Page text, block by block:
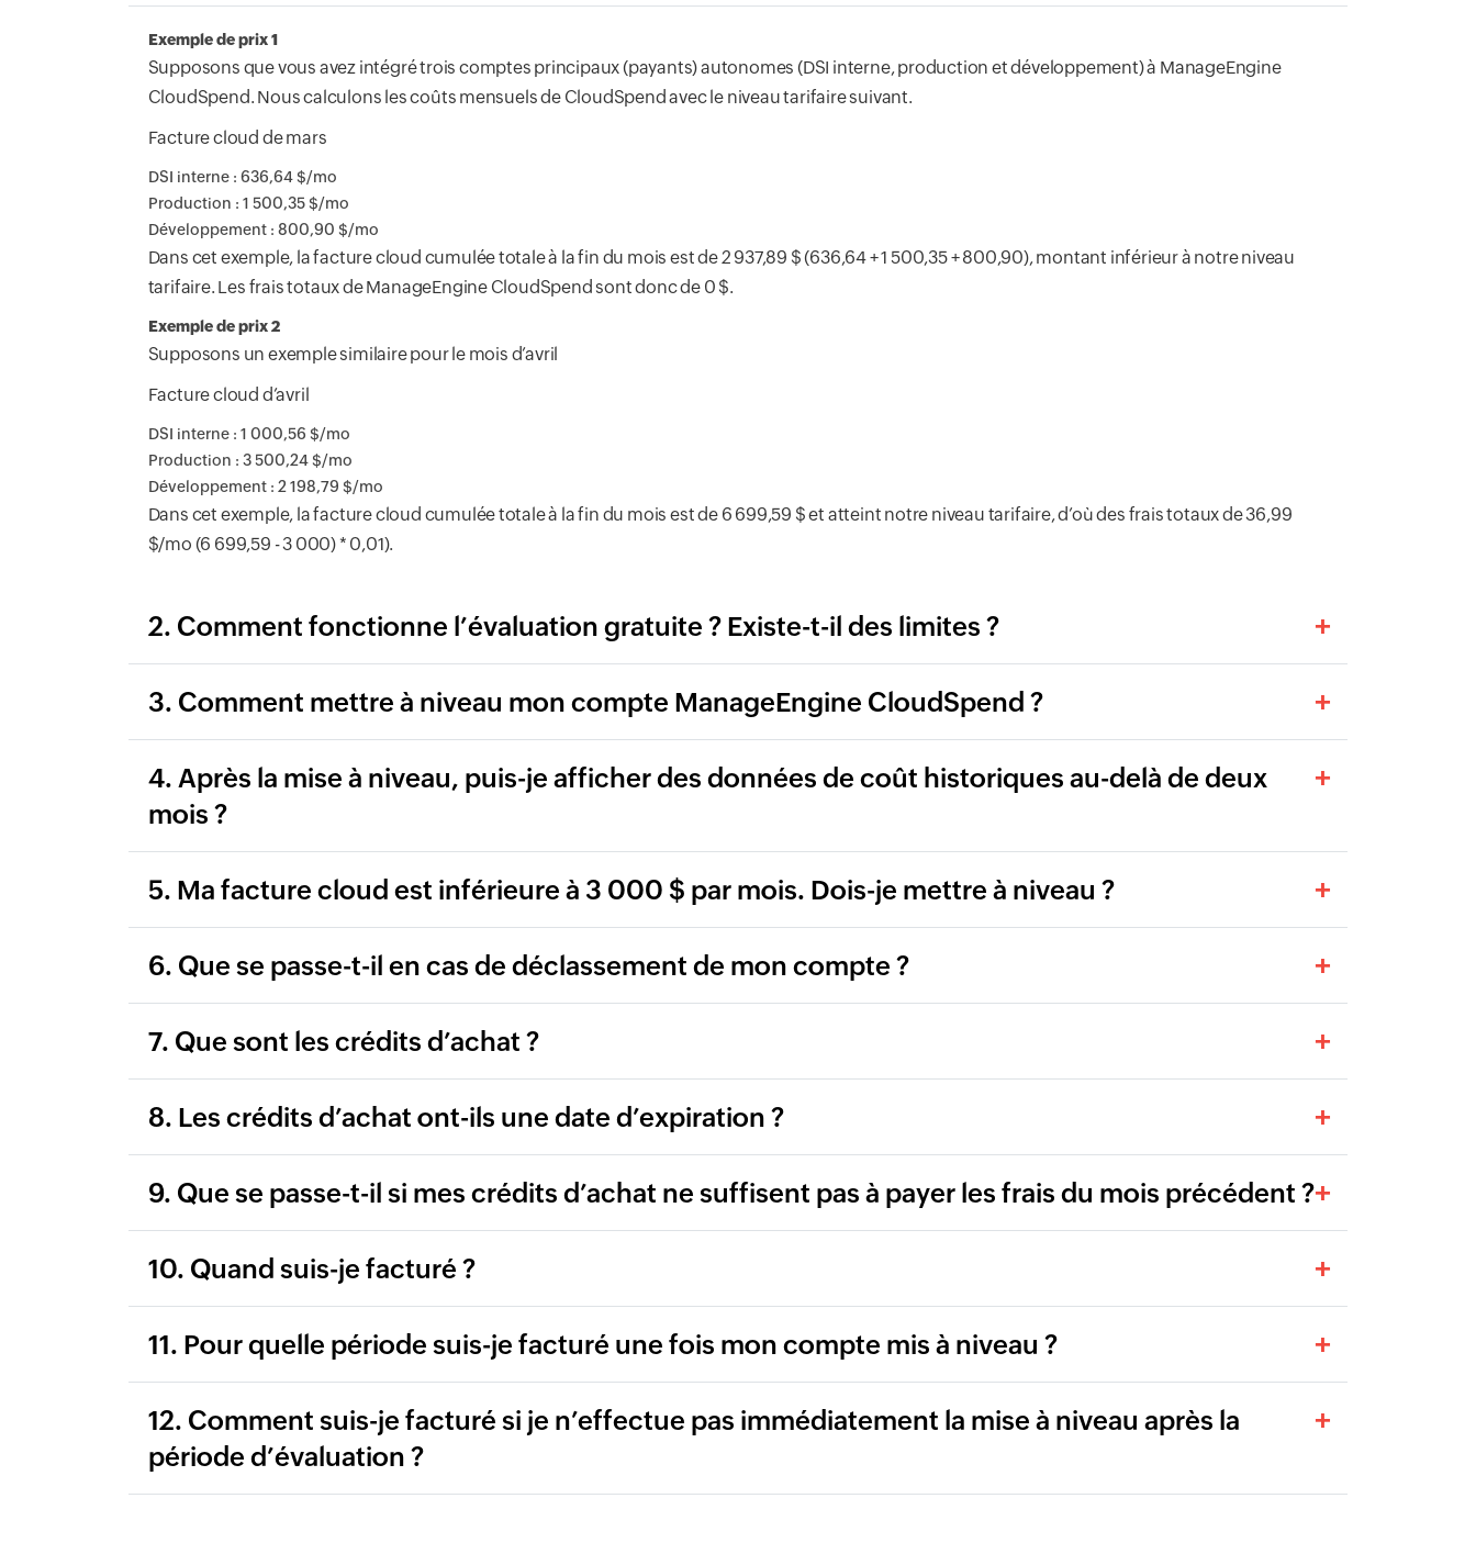
Exemple de prix 1
Supposons que vous avez intégré trois comptes principaux (payants) autonomes (DSI interne, production et développement) à ManageEngine
CloudSpend. Nous calculons les coûts mensuels de CloudSpend avec le niveau tarifaire suivant.
Facture cloud de mars
DSI interne : 636,64 $/mo
Production : 1 500,35 $/mo
Développement : 800,90 $/mo
Dans cet exemple, la facture cloud cumulée totale à la fin du mois est de 2 937,89 $ (636,64 + 1 500,35 + 800,90), montant inférieur à notre niveau
tarifaire. Les frais totaux de ManageEngine CloudSpend sont donc de 0 $.
Exemple de prix 2
Supposons un exemple similaire pour le mois d’avril
Facture cloud d’avril
DSI interne : 1 000,56 $/mo
Production : 3 500,24 $/mo
Développement : 2 198,79 $/mo
Dans cet exemple, la facture cloud cumulée totale à la fin du mois est de 6 699,59 $ et atteint notre niveau tarifaire, d’où des frais totaux de 36,99
$/mo (6 699,59 - 3 000) * 0,01).
2. Comment fonctionne l’évaluation gratuite ? Existe-t-il des limites ?
3. Comment mettre à niveau mon compte ManageEngine CloudSpend ?
4. Après la mise à niveau, puis-je afficher des données de coût historiques au-delà de deux
mois ?
5. Ma facture cloud est inférieure à 3 000 $ par mois. Dois-je mettre à niveau ?
6. Que se passe-t-il en cas de déclassement de mon compte ?
7. Que sont les crédits d’achat ?
8. Les crédits d’achat ont-ils une date d’expiration ?
9. Que se passe-t-il si mes crédits d’achat ne suffisent pas à payer les frais du mois précédent ?
10. Quand suis-je facturé ?
11. Pour quelle période suis-je facturé une fois mon compte mis à niveau ?
12. Comment suis-je facturé si je n’effectue pas immédiatement la mise à niveau après la
période d’évaluation ?